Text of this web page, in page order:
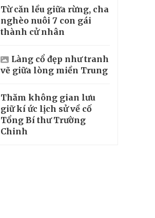
Từ căn lều giữa rừng, cha
nghèo nuôi 7 con gái
thành cử nhân
Làng cổ đẹp như tranh
vẽ giữa lòng miền Trung
Thăm không gian lưu
giữ kí ức lịch sử về cố
Tổng Bí thư Trường
Chinh